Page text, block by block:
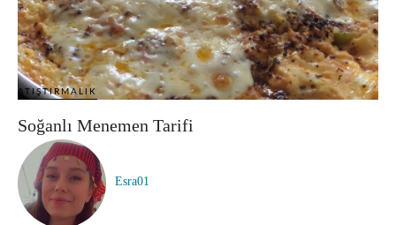
ATIŞTIRMALIK
Soğanlı Menemen Tarifi
Esra01